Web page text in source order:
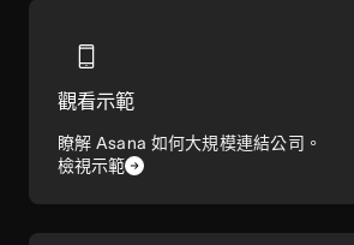
觀看示範
瞭解 Asana 如何大規模連結公司。
檢視示範